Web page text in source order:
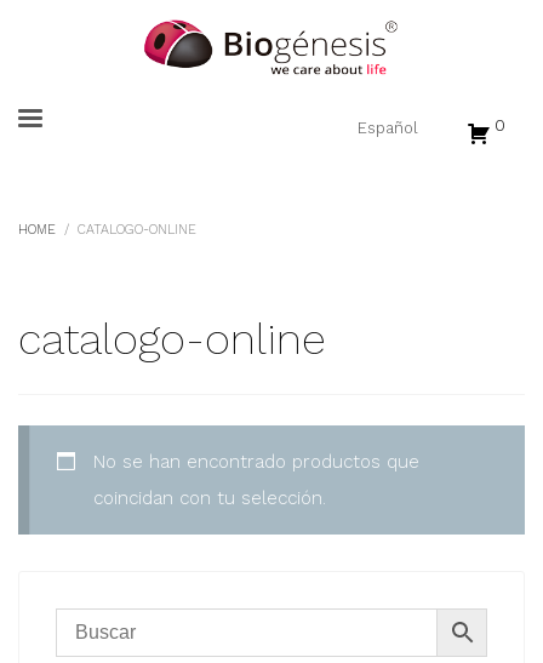
0
HOME CATALOGO-ONLINE
catalogo-online
No se han encontrado productos que
coincidan con tu selección.